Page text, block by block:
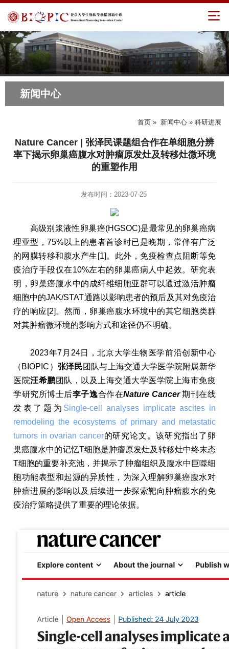
新闻中心
首页 » 新闻中心 » 科研进展
Nature Cancer | 张泽民课题组合作在单细胞分辨
率下揭示卵巢癌腹水对肿瘤原发灶及转移灶微环境
的重塑作用
发布时间：2023-07-25
高级别浆液性卵巢癌(HGSOC)是最常见的卵巢癌病
理亚型，75%以上的患者首诊时已是晚期，常伴有广泛
的网膜转移和腹水产生[1]。此外，免疫检查点阻断等免
疫治疗手段仅在10%左右的卵巢癌病人中起效。研究表
明，卵巢癌腹水中的成纤维细胞亚群可以通过激活肿瘤
细胞中的JAK/STAT通路以影响患者的预后及其对免疫治
疗的响应[2]。然而，卵巢癌腹水环境中的其它细胞类群
对其肿瘤微环境的影响方式和途径仍不明确。
2023年7月24日，北京大学生物医学前沿创新中心
（BIOPIC） 张泽民团队与上海交通大学医学院附属新华
医院汪希鹏团队，以及上海交通大学医学院上海市免疫
学研究所博士后李子逸合作在Nature Cancer期刊在线
发表了题为 Single-cell analyses implicate ascites in
remodeling the ecosystems of primary and metastatic
tumors in ovarian cancer的研究论文。该研究指出了卵
巢癌腹水中的记忆T细胞是肿瘤原发灶及转移灶中终末态
T细胞的重要补充池，并揭示了肿瘤组织及腹水中巨噬细
胞功能表型和起源的异质性，为深入理解卵巢癌腹水对
肿瘤进展的影响以及后续进一步探索靶向肿瘤腹水的免
疫治疗策略提供了重要的理论依据。